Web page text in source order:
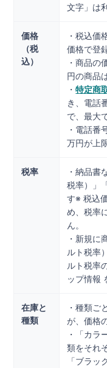
文字」は
価格
（税
込）
・税込価
価格で登
・商品の
円の商品
・特定商
き、電話
で、最大
・電話番
万円が上
税率
・納品書
税率）」
す※ 税込
め、税率
ん。
・新規に
ルト税率
ルト税率
ップ情報
在庫と
種類
・種類ご
が、価格
・「カラ
類をそれ
「ブラ